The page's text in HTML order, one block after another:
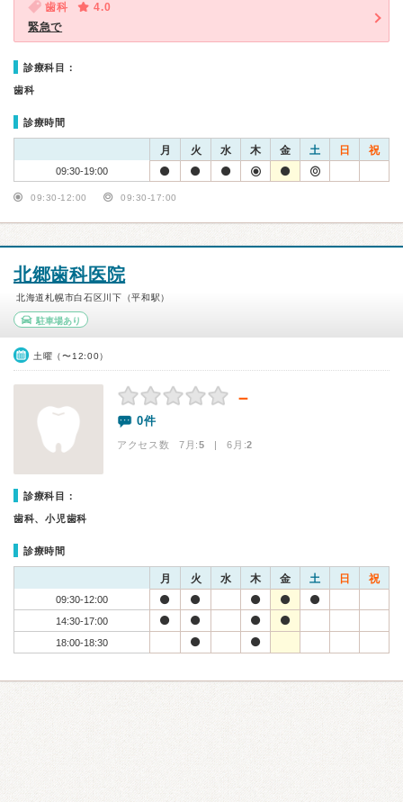
歯科
4.0
緊急で
診療科目：
歯科
診療時間
月 火 水 木 金 土 日 祝
09:30-19:00
09:30-12:00 09:30-17:00
北郷歯科医院
北海道札幌市白石区川下（平和駅）
駐車場あり
土曜（〜12:00）
－
0件
アクセス数 7月:5 | 6月:2
診療科目：
歯科、小児歯科
診療時間
月 火 水 木 金 土 日 祝
09:30-12:00
14:30-17:00
18:00-18:30